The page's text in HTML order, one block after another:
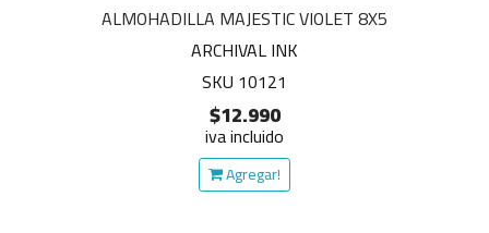
ALMOHADILLA MAJESTIC VIOLET 8X5
ARCHIVAL INK
SKU 10121
$12.990
iva incluido
Agregar!